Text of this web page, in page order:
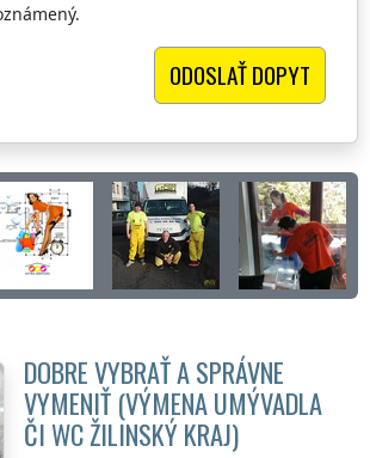
DOBRE VYBRAŤ A SPRÁVNE
VYMENIŤ (VÝMENA UMÝVADLA
ČI WCŽILINSKÝ KRAJ)